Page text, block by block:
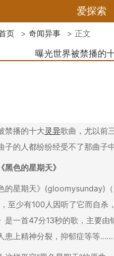
爱探索
页 > 奇闻异事 > 正文
曝光世界被禁播的
播的十大灵异歌曲，尤以前
子的人都纷纷经受不了那曲子
的星期天》
期天》(gloomysunday)（
至少有100人因听了它而自
是一首47分13秒的歌，主要
患上精神分裂，抑郁症等等……